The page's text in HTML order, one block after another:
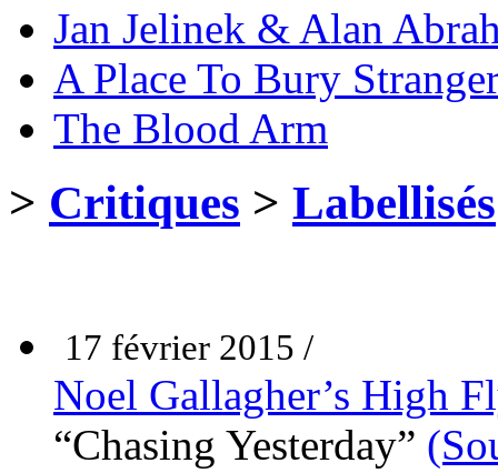
Jan Jelinek & Alan
A Place To Bury
The Blood Arm
> Critiques > Labellisés
17 février 2015 /
Noel Gallagher’s High
“Chasing Yesterday”